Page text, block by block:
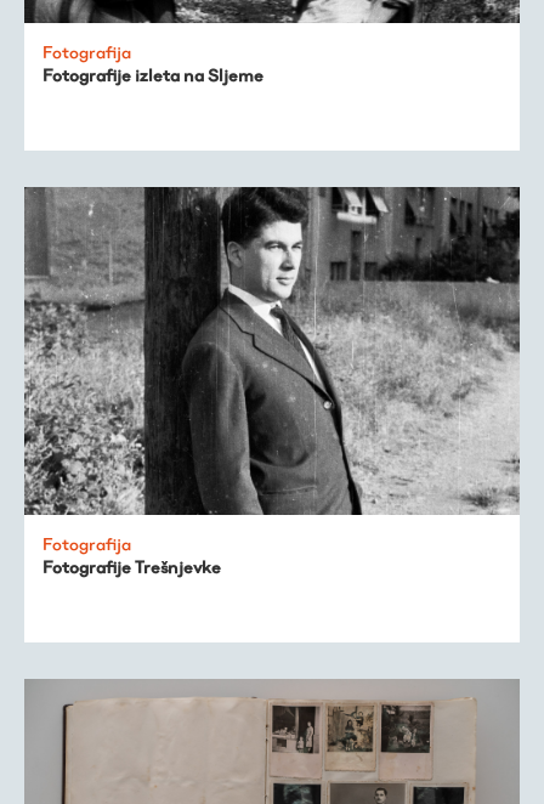
Fotografija
Fotografije izleta na Sljeme
Fotografija
Fotografije Trešnjevke